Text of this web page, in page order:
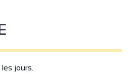
personne et par nuitée ( pour
jours.